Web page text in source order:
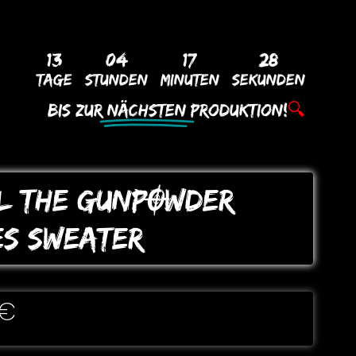
13
Tage
04
Stunden
17
Minuten
27
Sekunden
Bis ZurNächsten Produktion!🔍
THE GUNPOWDER
SWEATER